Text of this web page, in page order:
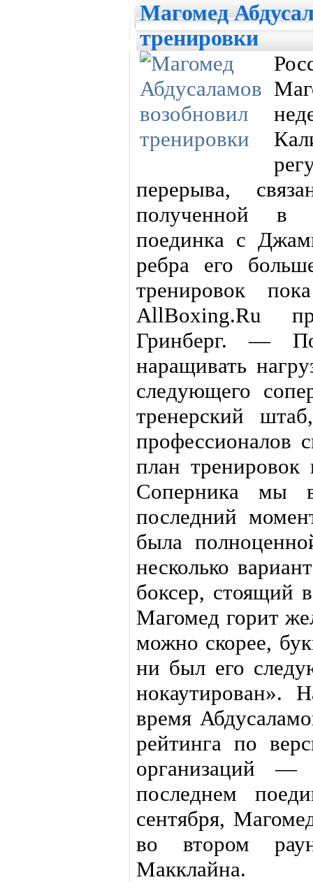
Магомед
тренировки
перерыва,
полученной в
поединка с
ребра его
тренировок
AllBoxing.Ru
Гринберг. —
наращивать
следующего
тренерский
профессионалов
план тренировок
Соперника мы
последний
была
несколько
боксер, стоящий
Магомед горит
можно скорее,
ни был его
нокаутирован».
время
рейтинга по
организаций
последнем
сентября,
во втором
Макклайна.